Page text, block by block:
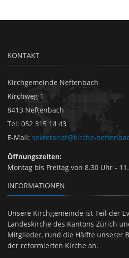
KONTAKT
Kirchgemeinde Neftenbach
Kirchweg 1
8413 Neftenbach
Tel: 052 315 14 43
E-Mail: sekretariat@kirche-
Öffnungszeiten:
Montag bis Freitag von 8.30 Uhr -
INFORMATIONEN
Unsere Kirchgemeinde ist Teil der
Landeskirche des Kantons Zürich
Mitglieder, rund die Hälfte unserer
der reformierten Kirche an.